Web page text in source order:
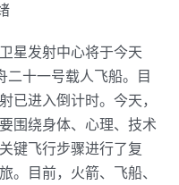
星发射中心将于今天
二十一号载人飞船。目
已进入倒计时。今天，
围绕身体、心理、技术
键飞行步骤进行了复
。目前，火箭、飞船、